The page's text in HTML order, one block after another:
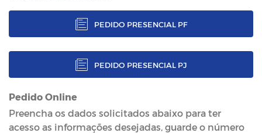
PEDIDO PRESENCIAL PF
PEDIDO PRESENCIAL PJ
Pedido Online
Preencha os dados solicitados abaixo para ter
acesso as informações desejadas, guarde o número